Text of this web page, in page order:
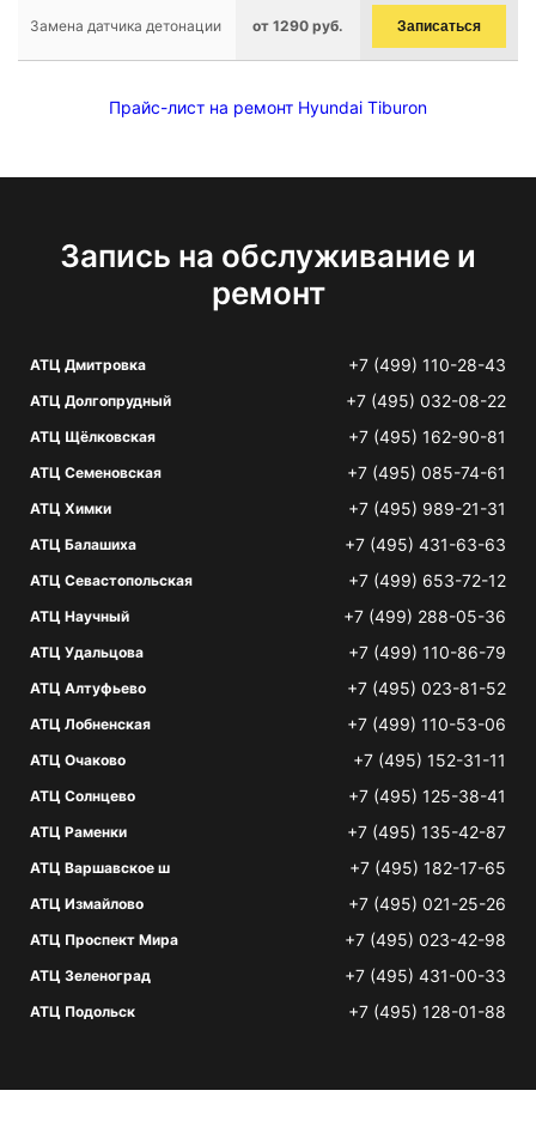
Замена датчика детонации от 1290 руб. Записаться
Прайс-лист на ремонт Hyundai Tiburon
Запись на обслуживание и
ремонт
АТЦ Дмитровка +7 (499) 110-28-43
АТЦ Долгопрудный +7 (495) 032-08-22
АТЦ Щёлковская +7 (495) 162-90-81
АТЦ Семеновская +7 (495) 085-74-61
АТЦ Химки +7 (495) 989-21-31
АТЦ Балашиха +7 (495) 431-63-63
АТЦ Севастопольская +7 (499) 653-72-12
АТЦ Научный +7 (499) 288-05-36
АТЦ Удальцова +7 (499) 110-86-79
АТЦ Алтуфьево +7 (495) 023-81-52
АТЦ Лобненская +7 (499) 110-53-06
АТЦ Очаково +7 (495) 152-31-11
АТЦ Солнцево +7 (495) 125-38-41
АТЦ Раменки +7 (495) 135-42-87
АТЦ Варшавское ш +7 (495) 182-17-65
АТЦ Измайлово +7 (495) 021-25-26
АТЦ Проспект Мира +7 (495) 023-42-98
АТЦ Зеленоград +7 (495) 431-00-33
АТЦ Подольск +7 (495) 128-01-88